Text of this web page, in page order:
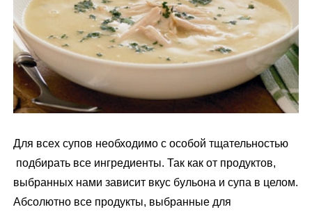
Для всех супов необходимо с особой тщательностью
подбирать все ингредиенты. Так как от продуктов,
выбранных нами зависит вкус бульона и супа в целом.
Абсолютно все продукты, выбранные для